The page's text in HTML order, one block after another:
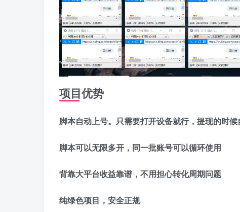
项目优势
脚本自动上号。只需要打开设备就行，提现的时
脚本可以无限多开，同一批账号可以循环使用
背靠大平台收益靠谱，不用担心转化周期问题
纯绿色项目，安全正规